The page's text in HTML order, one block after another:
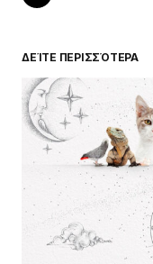
ΔΕΊΤΕ ΠΕΡΙΣΣΌΤΕΡΑ